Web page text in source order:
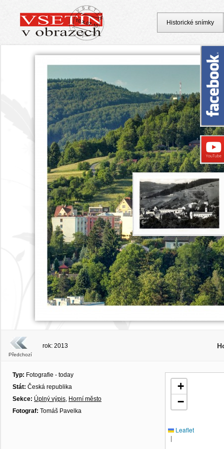
Předchozí
rok: 2013
Typ: Fotografie - today
Stát: Česká republika
Sekce: Úplný výpis, Horní město
Fotograf: Tomáš Pavelka
+
−
Leaflet
|
Historické snímky